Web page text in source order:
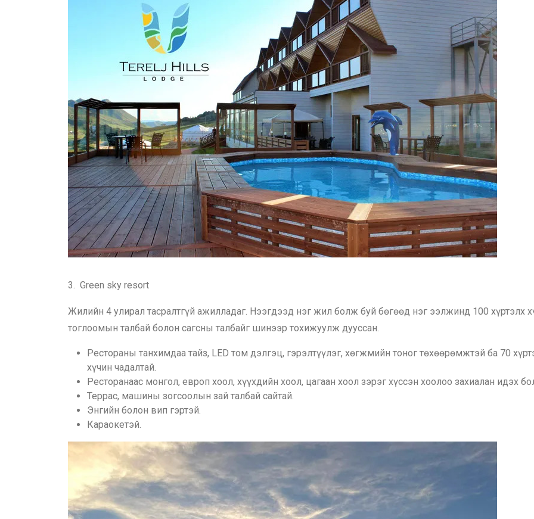
3. Green sky resort
Жилийн 4 улирал тасралтгүй ажилладаг. Нээгдээд нэг жил болж буй бөгөөд нэг ээлжинд 100 хүртэлх
тоглоомын талбай болон сагсны талбайг шинээр тохижуулж дууссан.
Рестораны танхимдаа тайз, LED том дэлгэц, гэрэлтүүлэг, хөгжмийн тоног төхөөрөмжтэй ба 70
хүчин чадалтай.
Ресторанаас монгол, европ хоол, хүүхдийн хоол, цагаан хоол зэрэг хүссэн хоолоо захиалан идэх
Террас, машины зогсоолын зай талбай сайтай.
Энгийн болон вип гэртэй.
Караокетэй.